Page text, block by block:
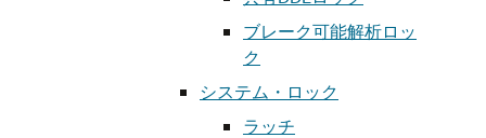
ブレーク可能解析ロッ
ク
システム・ロック
ラッチ